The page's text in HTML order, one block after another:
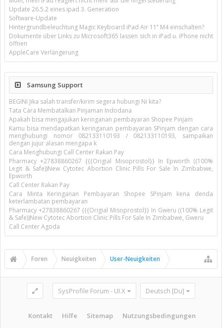
Update 26.5.2 eines ipad 3. Generation
Software-Update
Hintergrundbeleuchtung Magic Keyboard iPad Air 11’’ M4 einschalten?
Dokumente über Links zu Microsoft365 lassen sich in iPad u. iPhone nicht
öffnen
AppleCare Verlängerung
Samsung Support
BEGINI Jika salah transfer/kirim segera hubungi Ni kita?
Tata Cara Membatalkan Pinjaman Indodana
Apakah bisa mengajukan keringanan pembayaran Shopee Pinjam
Kamu bisa mendapatkan keringanan pembayaran SPinjam dengan cara
menghubungi nomor 082133110193 / 082133110193, sampaikan
dengan jujur alasan mengapa k
Cara Menghubungi Call Center Rakan Pay
Pharmacy +27838860267 {{{Origial Misoprostol}} In Epworth ((100%
Legit & Safe))New Cytotec Abortion Clinic Pills For Sale In Zimbabwe,
Epworth
Call Center Rakan Pay
Cara Minta Keringanan Pembayaran Shopee SPinjam kena denda
keterlambatan pembayaran
Pharmacy +27838860267 {{{Origial Misoprostol}} In Gweru ((100% Legit
& Safe))New Cytotec Abortion Clinic Pills For Sale In Zimbabwe, Gweru
Call Center Agoda
Foren Neuigkeiten User-Neuigkeiten
SysProfile Forum - UI.X Deutsch [Du]
Kontakt Hilfe Sitemap Nutzungsbedingungen